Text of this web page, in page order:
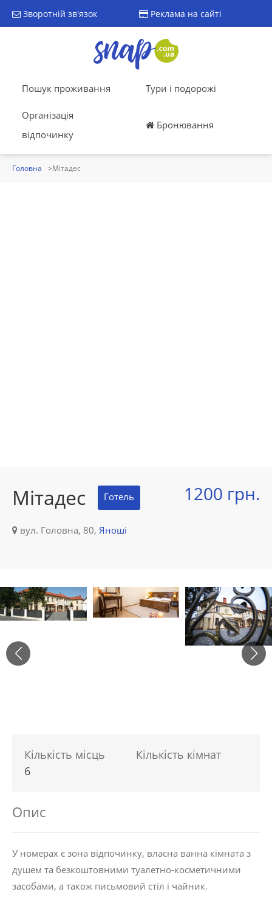
Зворотній зв'язок Реклама на сайті
Пошук проживання Тури і подорожі
Організація
відпочинку
Бронювання
Головна Мітадес
Мітадес Готель 1200 грн.
вул. Головна, 80, Яноші
Кількість місць
6
Кількість кімнат
Опис
У номерах є зона відпочинку, власна ванна кімната з
душем та безкоштовними туалетно-косметичними
засобами, а також письмовий стіл і чайник.